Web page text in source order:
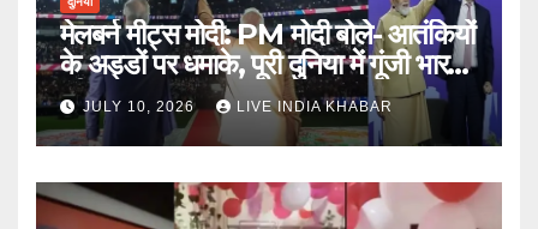
मेलबर्न मीट्स मोदी: PM मोदी बोले- आतंकियों
के अड्डों पर धमाके, पूरी दुनिया में गूंजी भारत
की ताकत
JULY 10, 2026 LIVE INDIA KHABAR